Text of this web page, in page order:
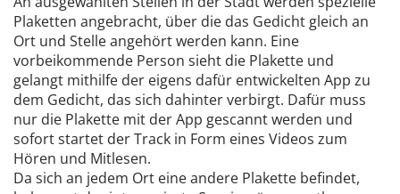
Plaketten angebracht, über die das Gedicht gleich an
Ort und Stelle angehört werden kann. Eine
vorbeikommende Person sieht die Plakette und
gelangt mithilfe der eigens dafür entwickelten App zu
dem Gedicht, das sich dahinter verbirgt. Dafür muss
nur die Plakette mit der App gescannt werden und
sofort startet der Track in Form eines Videos zum
Hören und Mitlesen.
Da sich an jedem Ort eine andere Plakette befindet,